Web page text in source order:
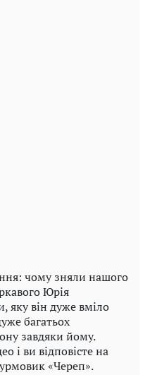
чому зняли нашого
Юрія
яку він дуже вміло
багатьох
завдяки йому.
і ви відповісте на
«Череп».